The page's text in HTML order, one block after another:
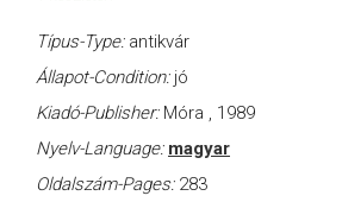
Típus-Type: antikvár
Állapot-Condition: jó
Kiadó-Publisher: Móra , 1989
Nyelv-Language: magyar
Oldalszám-Pages: 283